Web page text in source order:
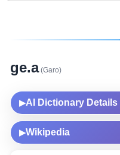
ge.a(Garo)
▶AI Dictionary Details
▶Wikipedia